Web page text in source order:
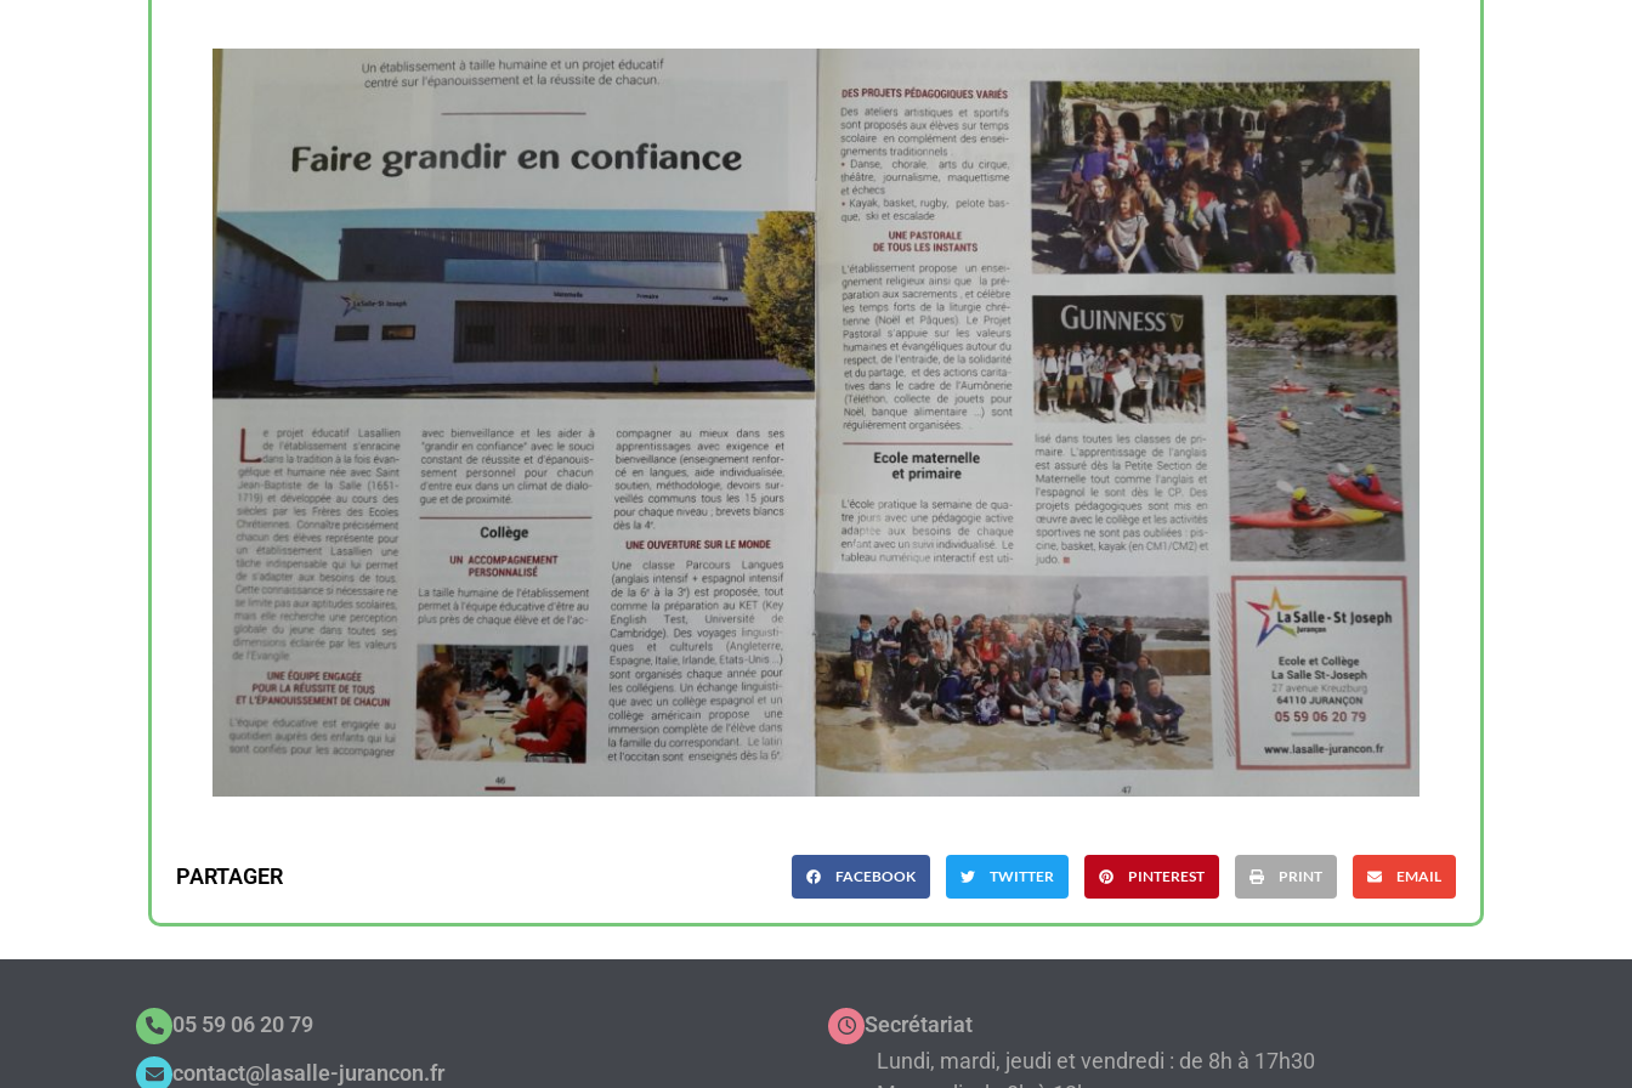
PARTAGER FACEBOOK TWITTER PINTEREST PRINT EMAIL
05 59 06 20 79
contact@lasalle-jurancon.fr
Secrétariat
Lundi, mardi, jeudi et vendredi : de 8h à 17h30